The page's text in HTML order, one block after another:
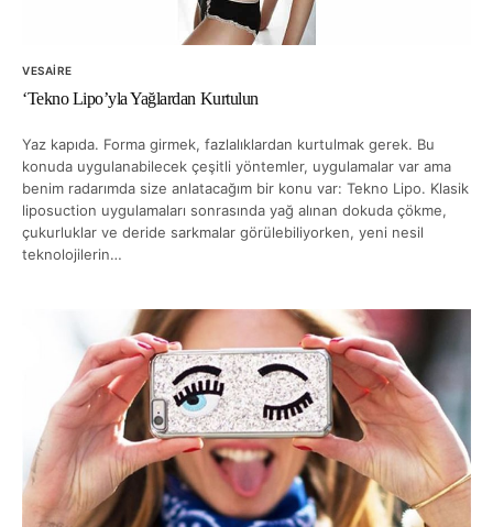
VESAIRE
‘Tekno Lipo’yla Yağlardan Kurtulun
Yaz kapıda. Forma girmek, fazlalıklardan kurtulmak gerek. Bu
konuda uygulanabilecek çeşitli yöntemler, uygulamalar var ama
benim radarımda size anlatacağım bir konu var: Tekno Lipo. Klasik
liposuction uygulamaları sonrasında yağ alınan dokuda çökme,
çukurluklar ve deride sarkmalar görülebiliyorken, yeni nesil
teknolojilerin…